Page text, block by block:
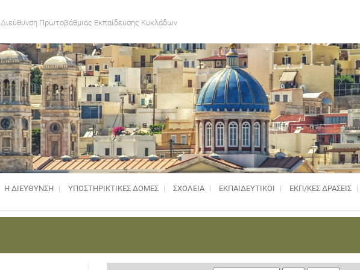
Διεύθυνση Πρωτοβάθμιας Εκπαίδευσης Κυκλάδων
Η ΔΙΕΥΘΥΝΣΗ ΥΠΟΣΤΗΡΙΚΤΙΚΈΣ ΔΟΜΈΣ ΣΧΟΛΕΙΑ ΕΚΠΑΙΔΕΥΤΙΚΟΙ ΕΚΠ/ΚΕΣ ΔΡΑΣΕΙΣ